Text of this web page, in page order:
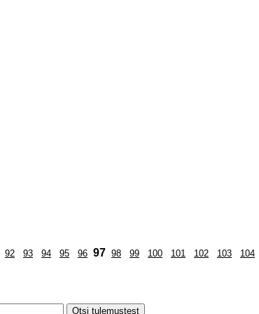
92 93 94 95 96 97 98 99 100 101 102 103 104